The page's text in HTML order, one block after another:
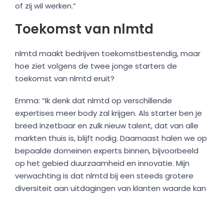
of zij wil werken.”
Toekomst van nlmtd
nlmtd maakt bedrijven toekomstbestendig, maar
hoe ziet volgens de twee jonge starters de
toekomst van nlmtd eruit?
Emma: “Ik denk dat nlmtd op verschillende
expertises meer body zal krijgen. Als starter ben je
breed inzetbaar en zulk nieuw talent, dat van alle
markten thuis is, blijft nodig. Daarnaast halen we op
bepaalde domeinen experts binnen, bijvoorbeeld
op het gebied duurzaamheid en innovatie. Mijn
verwachting is dat nlmtd bij een steeds grotere
diversiteit aan uitdagingen van klanten waarde kan